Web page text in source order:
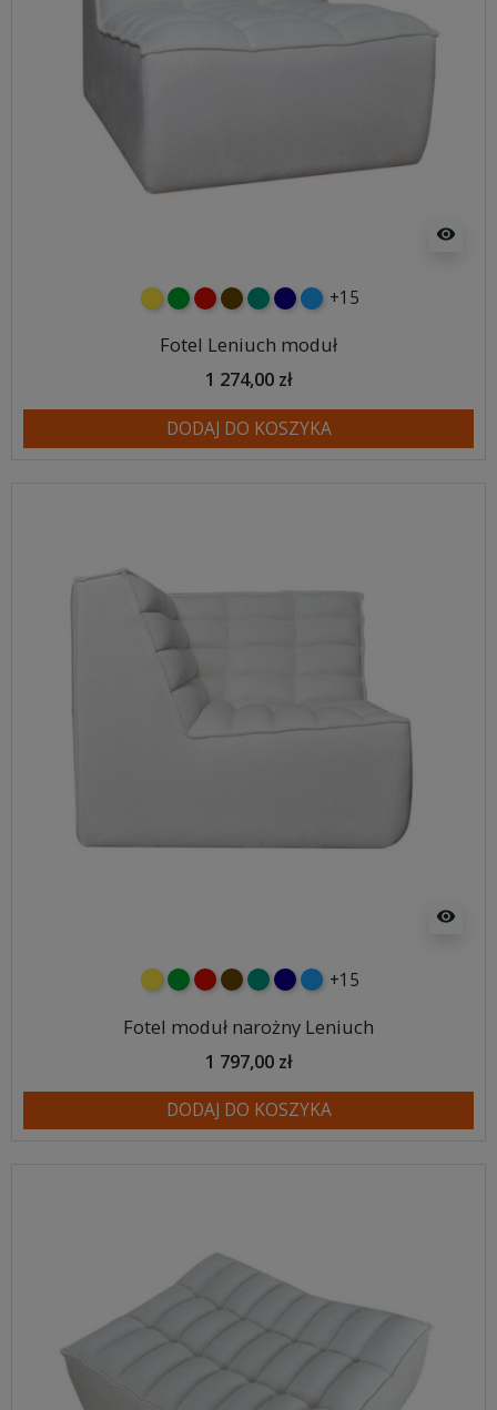
visibility
żółtyzielonyczerwony
czekoladowy
turkusowy
granatowy
niebieski
+15
Fotel Leniuch moduł
1 274,00 zł
DODAJ DO KOSZYKA
visibility
żółtyzielonyczerwony
czekoladowy
turkusowy
granatowy
niebieski
+15
Fotel moduł narożny Leniuch
1 797,00 zł
DODAJ DO KOSZYKA